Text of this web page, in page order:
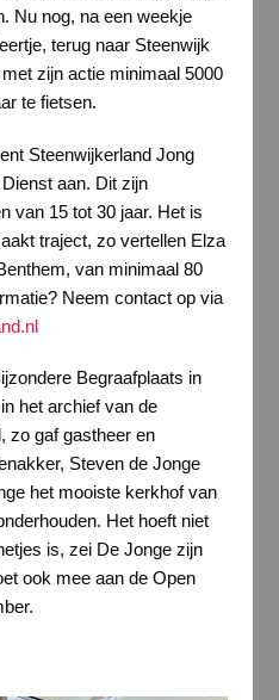
Nu nog, na een weekje
terug naar Steenwijk
zijn actie minimaal 5000
te fietsen.
Steenwijkerland Jong
aan. Dit zijn
van 15 tot 30 jaar. Het is
traject, zo vertellen Elza
van minimaal 80
Neem contact op via
Begraafplaats in
het archief van de
zo gaf gastheer en
Steven de Jonge
het mooiste kerkhof van
Het hoeft niet
is, zei De Jonge zijn
ook mee aan de Open